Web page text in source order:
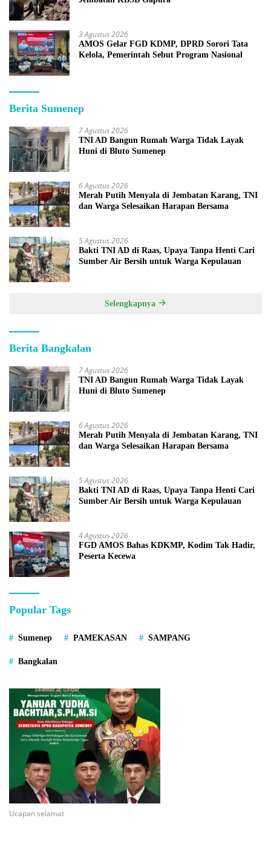
3 Agustus 2026
AMOS Gelar FGD KDMP, DPRD Sorori Tata
Kelola, Pemerintah Sebut Program Nasional
Berita Sumenep
7 Agustus 2026
TNI AD Bangun Rumah Warga Tidak Layak
Huni di Bluto Sumenep
6 Agustus 2026
Merah Putih Menyala di Jembatan Karang, TNI
dan Warga Selesaikan Harapan Bersama
5 Agustus 2026
Bakti TNI AD di Raas, Upaya Tanpa Henti Cari
Sumber Air Bersih untuk Warga Kepulauan
Selengkapnya
Berita Bangkalan
7 Agustus 2026
TNI AD Bangun Rumah Warga Tidak Layak
Huni di Bluto Sumenep
6 Agustus 2026
Merah Putih Menyala di Jembatan Karang, TNI
dan Warga Selesaikan Harapan Bersama
5 Agustus 2026
Bakti TNI AD di Raas, Upaya Tanpa Henti Cari
Sumber Air Bersih untuk Warga Kepulauan
4 Agustus 2026
FGD AMOS Bahas KDKMP, Kodim Tak Hadir,
Peserta Kecewa
Popular Tags
Sumenep PAMEKASAN SAMPANG
Bangkalan
Ucapan selamat